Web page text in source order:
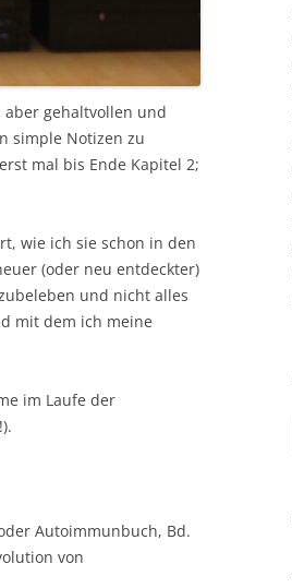
aber gehaltvollen und
simple Notizen zu
mal bis Ende Kapitel 2;
wie ich sie schon in den
(oder neu entdeckter)
und nicht alles
mit dem ich meine
im Laufe der
Autoimmunbuch, Bd.
von